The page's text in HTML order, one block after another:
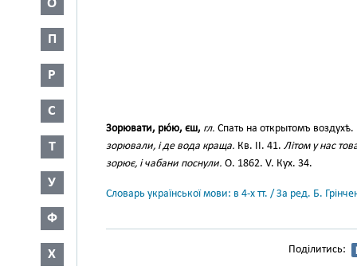
О
П
Р
С
Т
У
Ф
Х
Зорювати, рю́ю, єш, гл. Спать на открытомъ воздухѣ.
зорювали, і де вода краща. Кв. II. 41. Літом у нас
зорює, і чабани поснули. О. 1862. V. Кух. 34.
Словарь української мови: в 4-х тт. / За ред. Б.
Поділитись: